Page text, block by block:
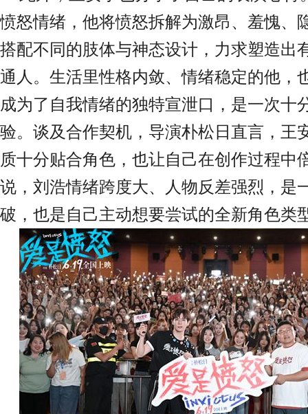
愤怒情绪，他将愤怒拆解为激昂、羞愧、
搭配不同的肢体与神态设计，力求塑造出
通人。生活里性格内敛、情绪稳定的他，
成为了自我情绪的独特宣泄口，是一次十
验。 谈及合作契机， 导演朴松日直言，王
质十分贴合角色，也让自己在创作过程中
说，刘浩情绪跨度大、人物反差强烈，是
破，也是自己主动想要尝试的全新角色类